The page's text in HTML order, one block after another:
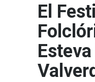
El